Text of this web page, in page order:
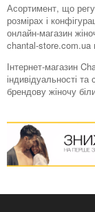
Асортимент, що
розмірах і
онлайн-магазин
chantal-store.com.ua
Інтернет-магазин
індивідуальності
брендову жіночу